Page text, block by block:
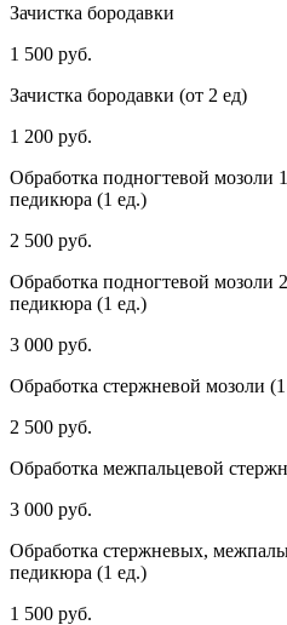
Зачистка бородавки
1 500 руб.
Зачистка бородавки (от 2 ед)
1 200 руб.
Обработка подногтевой мозоли
педикюра (1 ед.)
2 500 руб.
Обработка подногтевой мозоли
педикюра (1 ед.)
3 000 руб.
Обработка стержневой мозоли
2 500 руб.
Обработка межпальцевой
3 000 руб.
Обработка стержневых,
педикюра (1 ед.)
1 500 руб.